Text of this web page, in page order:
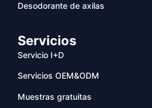
Desodorante de axilas
Servicios
Servicio I+D
Servicios OEM&ODM
Muestras gratuitas